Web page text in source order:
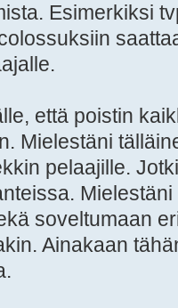
Esimerkiksi
että poistin
Mielestäni
pelaajille.
soveltumaan
Ainakaan